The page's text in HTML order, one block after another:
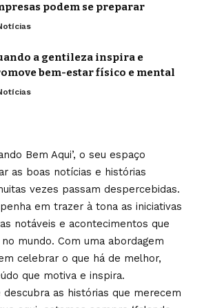
podem se preparar
a gentileza inspira e
bem-estar físico e mental
Bem Aqui’, o seu espaço
as boas notícias e histórias
vezes passam despercebidas.
em trazer à tona as iniciativas
notáveis e acontecimentos que
mundo. Com uma abordagem
celebrar o que há de melhor,
que motiva e inspira.
as histórias que merecem